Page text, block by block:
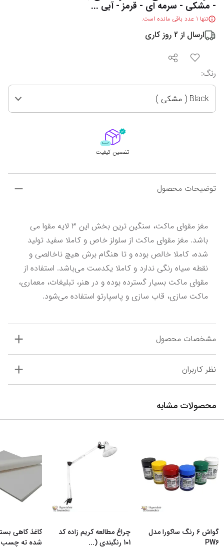
- مشکی - سرمه ای - قرمز - آبی ...
تنها 1 عدد باقی مانده است.
ارسال از 2 روز کاری
رنگ:
Black ( مشکی )
تضمین کیفیت
توضیحات محصول
ماکت سازی، قاب سازی و پاسپارتو استفاده می‌شود.
مشخصات محصول
نظر کاربران
محصولات مشابه
گواش 6 رنگ ساکورا مدل
PW6
چراغ مطالعه کریم زاده کد
101 رنگبندی (
...
کاغذ کاهی
شده ته چسب